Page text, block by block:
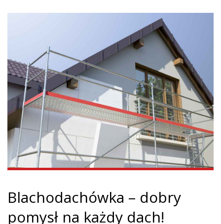
Blachodachówka – dobry
pomysł na każdy dach!